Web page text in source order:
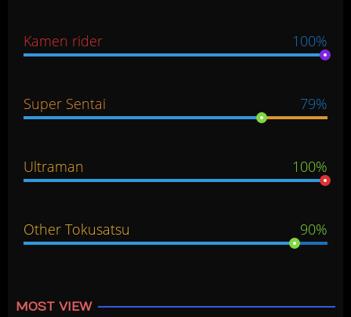
Kamen rider 100%
Super Sentai 79%
Ultraman 100%
Other Tokusatsu 90%
MOST VIEW